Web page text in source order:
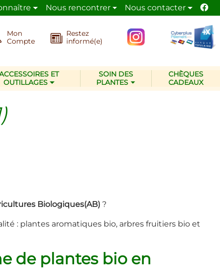
son activité de jardinier paysagiste
Nous rencontrer Nous contacter
Mon
Compte
Restez
informé(e)
ET
OUTILLAGES
SOIN DES
PLANTES
CHÈQUES
CADEAUX
Biologiques(AB) ?
: plantes aromatiques bio, arbres fruitiers bio et
de plantes bio en